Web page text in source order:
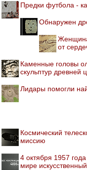
Предки футбола -
Обнаружен
от
Каменные головы
скульптур древней
Лидары помогли
Космический
миссию
4 октября 1957
мире